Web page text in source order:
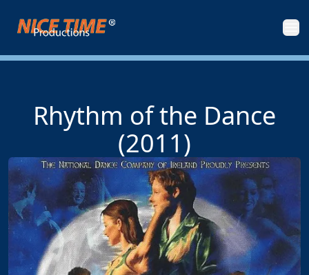
Nice Time Productions
Rhythm of the Dance
(2011)